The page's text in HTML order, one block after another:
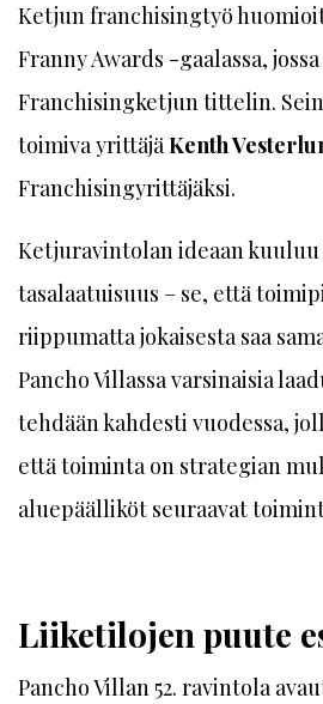
Ketjun franchisingtyö
Franny Awards -gaalassa,
Franchisingketjun tittelin.
toimiva yrittäjäKenth
Franchisingyrittäjäksi.
Ketjuravintolan ideaan kuuluu
tasalaatuisuus – se, että
riippumatta jokaisesta saa
Pancho Villassa varsinaisia
tehdään kahdesti vuodessa,
että toiminta on strategian
aluepäälliköt seuraavat
Liiketilojen puute
Pancho Villan 52. ravintola